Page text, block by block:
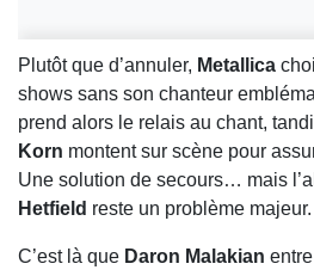
Plutôt que d’annuler, Metallica
shows sans son chanteur
prend alors le relais au chant,
Korn montent sur scène pour
Une solution de secours… mais
Hetfield reste un problème majeur.
C’est là que Daron Malakian